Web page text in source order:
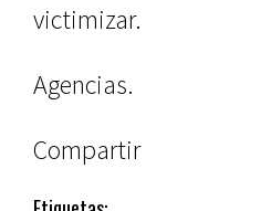
victimizar.
Agencias.
Compartir